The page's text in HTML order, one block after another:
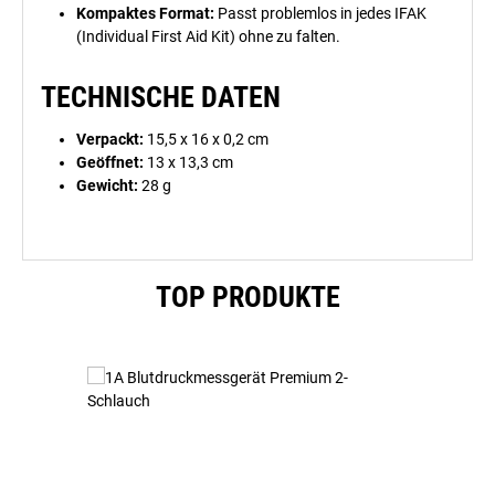
Kompaktes Format: Passt problemlos in jedes IFAK
(Individual First Aid Kit) ohne zu falten.
TECHNISCHE DATEN
Verpackt: 15,5 x 16 x 0,2 cm
Geöffnet: 13 x 13,3 cm
Gewicht: 28 g
TOP PRODUKTE